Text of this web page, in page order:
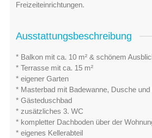
Freizeiteinrichtungen.
Ausstattungsbeschreibung
* Balkon mit ca. 10 m² & schönem
* Terrasse mit ca. 15 m²
* eigener Garten
* Masterbad mit Badewanne, Dusche und
* Gästeduschbad
* zusätzliches 3. WC
* kompletter Dachboden über der
* eigenes Kellerabteil